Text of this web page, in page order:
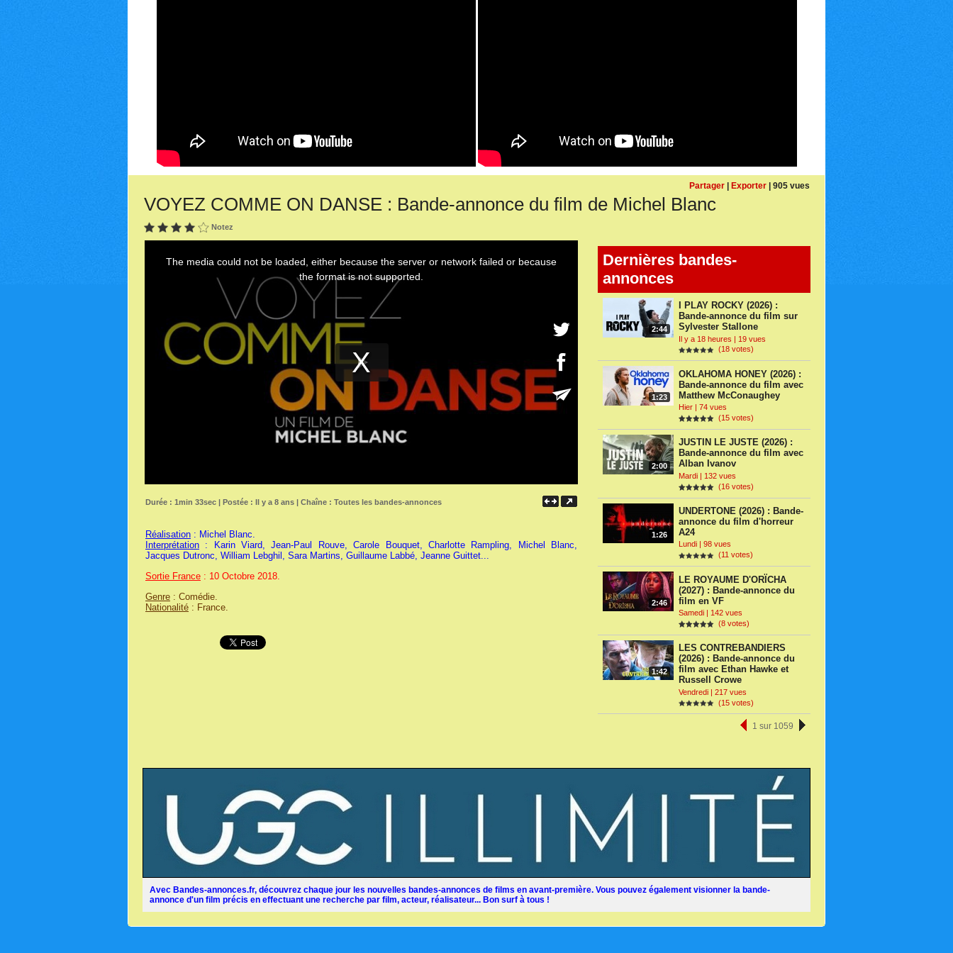
Partager | Exporter | 905 vues
VOYEZ COMME ON DANSE : Bande-annonce du film de Michel Blanc
Notez
Dernières bandes-
annonces
2:44
I PLAY ROCKY (2026) :
Bande-annonce du film sur
Sylvester Stallone
Il y a 18 heures | 19 vues
(18 votes)
1:23
OKLAHOMA HONEY (2026) :
Bande-annonce du film avec
Matthew McConaughey
Hier | 74 vues
(15 votes)
2:00
JUSTIN LE JUSTE (2026) :
Bande-annonce du film avec
Alban Ivanov
Mardi | 132 vues
(16 votes)
1:26
UNDERTONE (2026) : Bande-
annonce du film d'horreur
A24
Lundi | 98 vues
(11 votes)
2:46
LE ROYAUME D'ORÏCHA
(2027) : Bande-annonce du
film en VF
Samedi | 142 vues
(8 votes)
1:42
LES CONTREBANDIERS
(2026) : Bande-annonce du
film avec Ethan Hawke et
Russell Crowe
Vendredi | 217 vues
(15 votes)
1 sur 1059
Durée : 1min 33sec | Postée : Il y a 8 ans | Chaîne : Toutes les bandes-annonces
Réalisation : Michel Blanc.
Interprétation : Karin Viard, Jean-Paul Rouve, Carole Bouquet, Charlotte Rampling, Michel Blanc,
Jacques Dutronc, William Lebghil, Sara Martins, Guillaume Labbé, Jeanne Guittet...
Sortie France : 10 Octobre 2018.
Genre : Comédie.
Nationalité : France.
Avec Bandes-annonces.fr, découvrez chaque jour les nouvelles bandes-annonces de films en avant-première. Vous pouvez également visionner la bande-
annonce d'un film précis en effectuant une recherche par film, acteur, réalisateur... Bon surf à tous !